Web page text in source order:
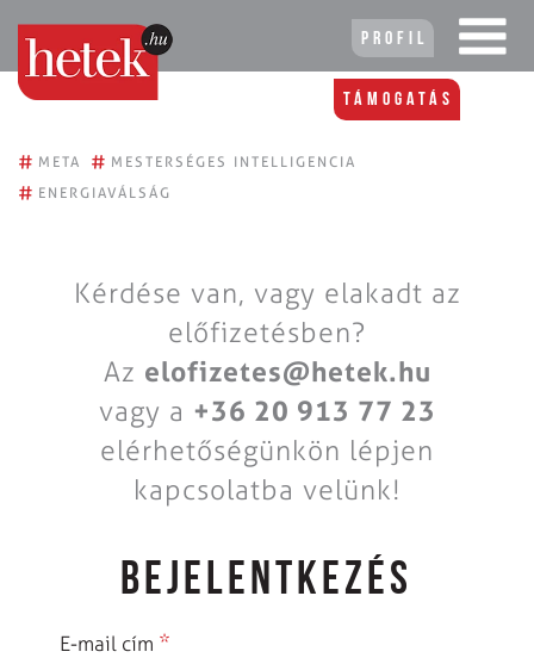
Profil
Támogatás
# META # MESTERSÉGES INTELLIGENCIA
# ENERGIAVÁLSÁG
Kérdése van, vagy elakadt az
előfizetésben?
Az elofizetes@hetek.hu
vagy a +36 20 913 77 23
elérhetőségünkön lépjen
kapcsolatba velünk!
BEJELENTKEZÉS
E-mail cím *